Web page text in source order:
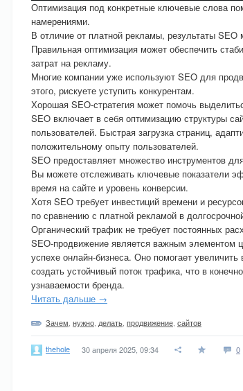
Оптимизация под конкретные ключевые слова
намерениями.
В отличие от платной рекламы, результаты SEO
Правильная оптимизация может обеспечить
затрат на рекламу.
Многие компании уже используют SEO для
этого, рискуете уступить конкурентам.
Хорошая SEO-стратегия может помочь
SEO включает в себя оптимизацию структуры
пользователей. Быстрая загрузка страниц,
положительному опыту пользователей.
SEO предоставляет множество инструментов
Вы можете отслеживать ключевые показатели
время на сайте и уровень конверсии.
Хотя SEO требует инвестиций времени и
по сравнению с платной рекламой в
Органический трафик не требует постоянных
SEO-продвижение является важным элементом
успехе онлайн-бизнеса. Оно помогает
создать устойчивый поток трафика, что в
узнаваемости бренда.
Читать дальше →
Зачем нужно делать продвижение сайтов
thehole 30 апреля 2025, 09:34 0